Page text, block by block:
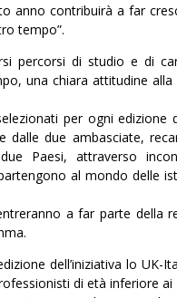
anno contribuirà a far
tempo”.
percorsi di studio e di
una chiara attitudine
per ogni
dalle due ambasciate,
Paesi, attraverso
al mondo delle
a far parte della
dell’iniziativa lo
di età inferiore